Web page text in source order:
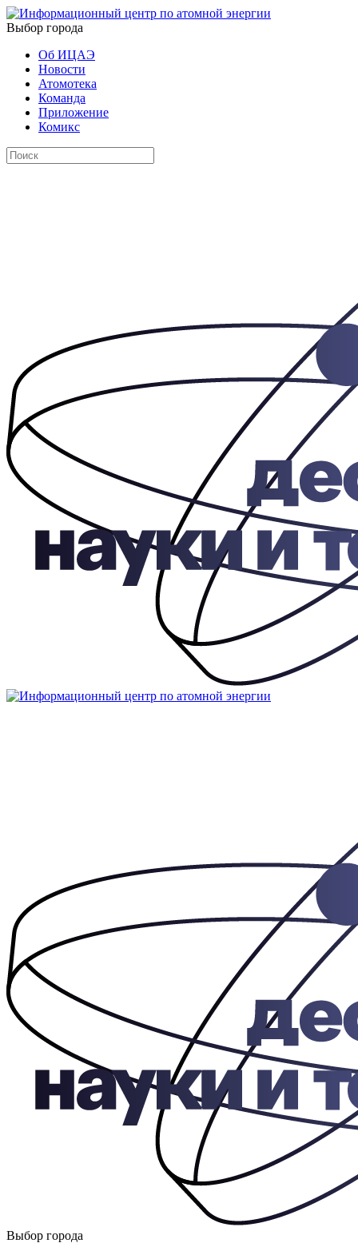
Выбор города
Об ИЦАЭ
Новости
Атомотека
Команда
Приложение
Комикс
Выбор города